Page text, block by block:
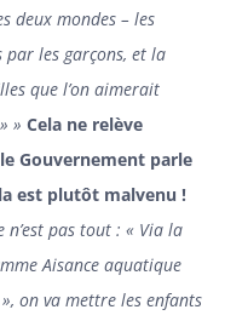
deux mondes – les
les garçons, et la
que l’on aimerait
» Cela ne relève
Gouvernement parle
est plutôt malvenu !
n’est pas tout : « Via la
Aisance aquatique
on va mettre les enfants